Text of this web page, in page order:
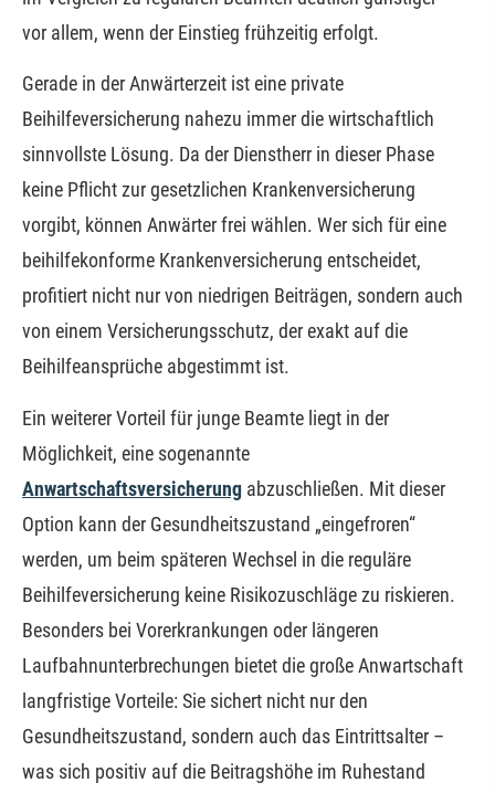
vor allem, wenn der Einstieg frühzeitig erfolgt.
Gerade in der Anwärterzeit ist eine private
Beihilfeversicherung nahezu immer die wirtschaftlich
sinnvollste Lösung. Da der Dienstherr in dieser Phase
keine Pflicht zur gesetzlichen Kranken­ver­si­che­rung
vorgibt, können Anwärter frei wählen. Wer sich für eine
beihilfekonforme Kranken­ver­si­che­rung entscheidet,
profitiert nicht nur von niedrigen Beiträgen, sondern auch
von einem Versicherungsschutz, der exakt auf die
Beihilfeansprüche abgestimmt ist.
Ein weiterer Vorteil für junge Beamte liegt in der
Möglichkeit, eine sogenannte
Anwartschaftsversicherung abzuschließen. Mit dieser
Option kann der Gesundheitszustand „eingefroren“
werden, um beim späteren Wechsel in die reguläre
Beihilfeversicherung keine Risikozuschläge zu riskieren.
Besonders bei Vorerkrankungen oder längeren
Laufbahnunterbrechungen bietet die große Anwartschaft
langfristige Vorteile: Sie sichert nicht nur den
Gesundheitszustand, sondern auch das Eintrittsalter –
was sich positiv auf die Beitragshöhe im Ruhestand